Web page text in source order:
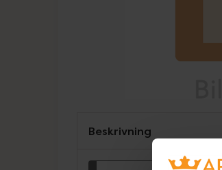
Beskrivning